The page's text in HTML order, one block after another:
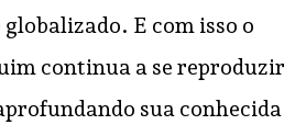
E com isso o
continua a se reproduzir
sua conhecida